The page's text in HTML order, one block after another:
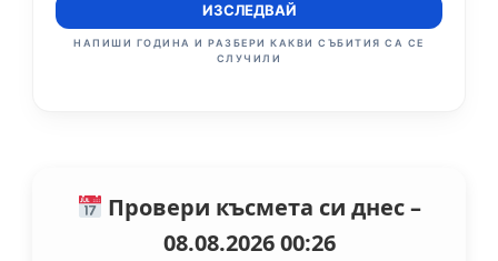
ИЗСЛЕДВАЙ
НАПИШИ ГОДИНА И РАЗБЕРИ КАКВИ СЪБИТИЯ СА СЕ
СЛУЧИЛИ
Провери късмета си днес –
08.08.2026 00:26